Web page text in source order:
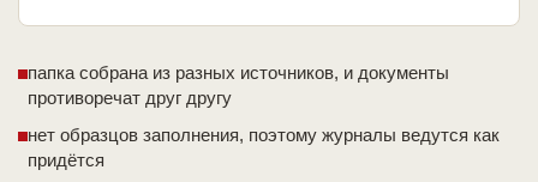
папка собрана из разных источников, и документы
противоречат друг другу
нет образцов заполнения, поэтому журналы ведутся как
придётся